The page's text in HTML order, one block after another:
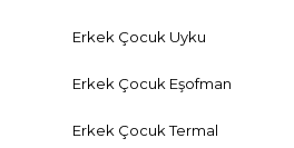
Erkek Çocuk Uyku
Erkek Çocuk Eşofman
Erkek Çocuk Termal